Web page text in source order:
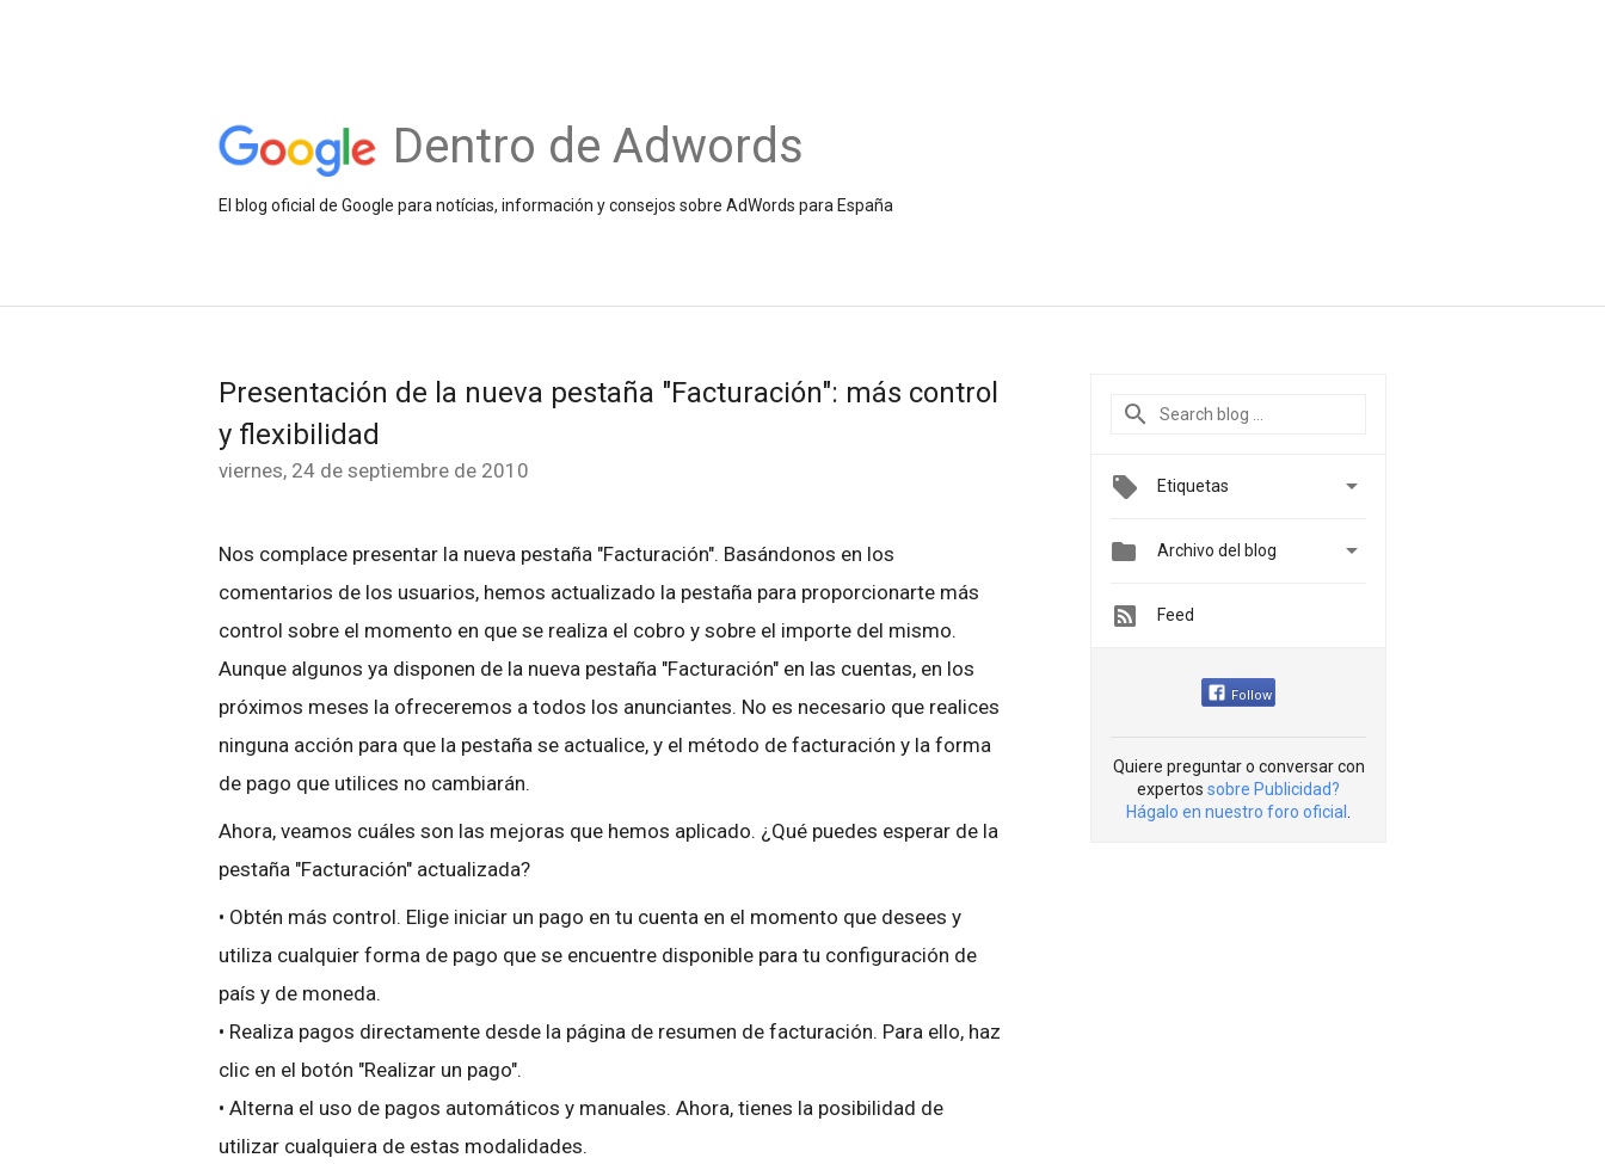
Dentro de Adwords
El blog oficial de Google para notícias, información y consejos sobre AdWords para España
Presentación de la nueva pestaña "Facturación": más control
y flexibilidad
viernes, 24 de septiembre de 2010
Nos complace presentar la nueva pestaña "Facturación". Basándonos en los
comentarios de los usuarios, hemos actualizado la pestaña para proporcionarte más
control sobre el momento en que se realiza el cobro y sobre el importe del mismo.
Aunque algunos ya disponen de la nueva pestaña "Facturación" en las cuentas, en los
próximos meses la ofreceremos a todos los anunciantes. No es necesario que realices
ninguna acción para que la pestaña se actualice, y el método de facturación y la forma
de pago que utilices no cambiarán.
Ahora, veamos cuáles son las mejoras que hemos aplicado. ¿Qué puedes esperar de la
pestaña "Facturación" actualizada?
• Obtén más control. Elige iniciar un pago en tu cuenta en el momento que desees y
utiliza cualquier forma de pago que se encuentre disponible para tu configuración de
país y de moneda.
• Realiza pagos directamente desde la página de resumen de facturación. Para ello, haz
clic en el botón "Realizar un pago".
• Alterna el uso de pagos automáticos y manuales. Ahora, tienes la posibilidad de
utilizar cualquiera de estas modalidades.
Etiquetas 
 Archivo del blog 
Feed
Follow
Quiere preguntar o conversar con
expertos sobre Publicidad?
Hágalo en nuestro foro oficial